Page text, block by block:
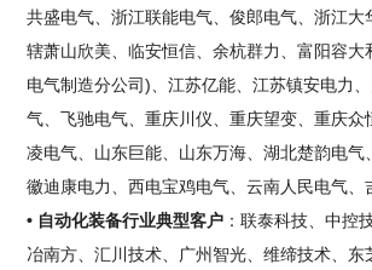
共盛电气、浙江联能电气、俊郎电气、浙江大
辖萧山欣美、临安恒信、余杭群力、富阳容大
电气制造分公司)、江苏亿能、江苏镇安电力
气、飞驰电气、重庆川仪、重庆望变、重庆众
凌电气、山东巨能、山东万海、湖北楚韵电气
徽迪康电力、西电宝鸡电气、云南人民电气、
• 自动化装备行业典型客户 ：联泰科技、中控
冶南方、汇川技术、广州智光、维缔技术、东